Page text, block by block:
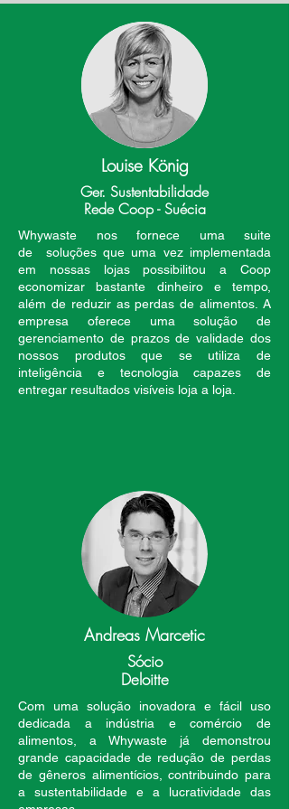
Louise König
Ger. Sustentabilidade
Rede Coop - Suécia
Whywaste nos fornece uma suite
de soluções que uma vez implementada
em nossas lojas possibilitou a Coop
economizar bastante dinheiro e tempo,
além de reduzir as perdas de alimentos. A
empresa oferece uma solução de
gerenciamento de prazos de validade dos
nossos produtos que se utiliza de
inteligência e tecnologia capazes de
entregar resultados visíveis loja a loja.
Andreas Marcetic
Sócio
Deloitte
Com uma solução inovadora e fácil uso
dedicada a indústria e comércio de
alimentos, a Whywaste já demonstrou
grande capacidade de redução de perdas
de gêneros alimentícios, contribuindo para
a sustentabilidade e a lucratividade das